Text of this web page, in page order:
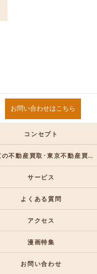
お問い合わせはこちら
コンセプト
東京の不動産買取･東京不動産買取センターの評判
サービス
よくある質問
アクセス
漫画特集
お問い合わせ